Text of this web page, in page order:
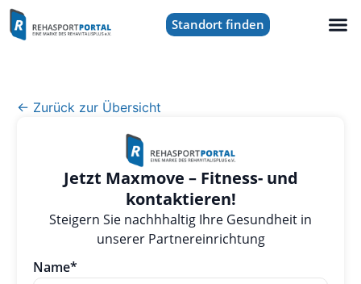
Standort finden
← Zurück zur Übersicht
Jetzt Maxmove – Fitness- und
kontaktieren!
Steigern Sie nachhhaltig Ihre Gesundheit in
unserer Partnereinrichtung
Name*